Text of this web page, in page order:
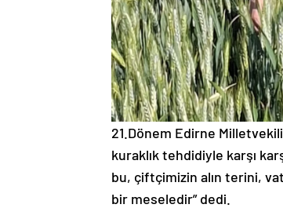
21.Dönem Edirne
kuraklık tehdidiyle karşı
bu, çiftçimizin alın terini,
bir meseledir” dedi.